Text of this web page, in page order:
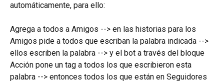
automáticamente, para ello:
Agrega a todos a Amigos --> en las historias para los
Amigos pide a todos que escriban la palabra indicada -->
ellos escriben la palabra --> y el bot a través del bloque
Acción pone un tag a todos los que escribieron esta
palabra --> entonces todos los que están en Seguidores